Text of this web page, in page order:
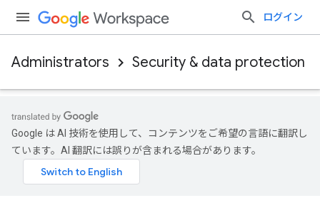
ログイン
Administrators Security & data protection
Google は AI 技術を使用して、コンテンツをご希望の言語に翻訳し
ています。AI 翻訳には誤りが含まれる場合があります。